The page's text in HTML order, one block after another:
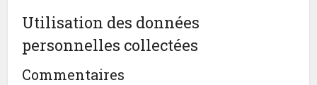
Utilisation des données
personnelles collectées
Commentaires